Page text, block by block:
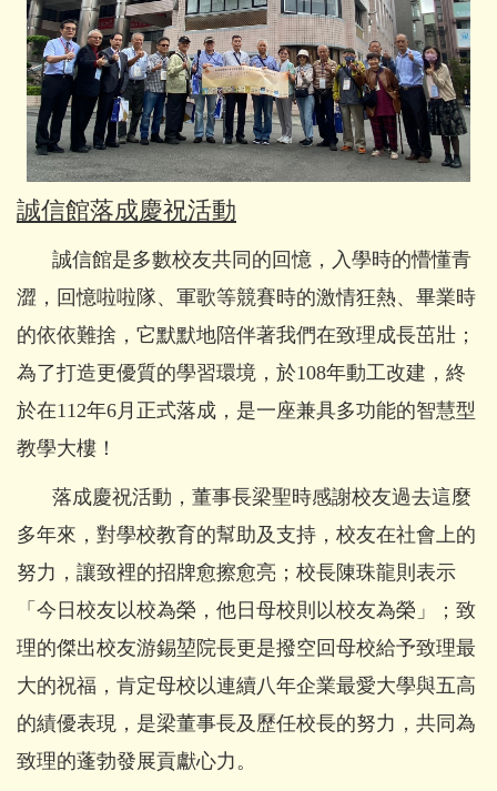
誠信館落成慶祝活動
誠信館是多數校友共同的回憶，入學時的懵懂青
澀，回憶啦啦隊、軍歌等競賽時的激情狂熱、畢業時
的依依難捨，它默默地陪伴著我們在致理成長茁壯；
為了打造更優質的學習環境，於108年動工改建，終
於在112年6月正式落成，是一座兼具多功能的智慧型
教學大樓！
落成慶祝活動，董事長梁聖時感謝校友過去這麼
多年來，對學校教育的幫助及支持，校友在社會上的
努力，讓致裡的招牌愈擦愈亮；校長陳珠龍則表示
「今日校友以校為榮，他日母校則以校友為榮」；致
理的傑出校友游錫堃院長更是撥空回母校給予致理最
大的祝福，肯定母校以連續八年企業最愛大學與五高
的績優表現，是梁董事長及歷任校長的努力，共同為
致理的蓬勃發展貢獻心力。